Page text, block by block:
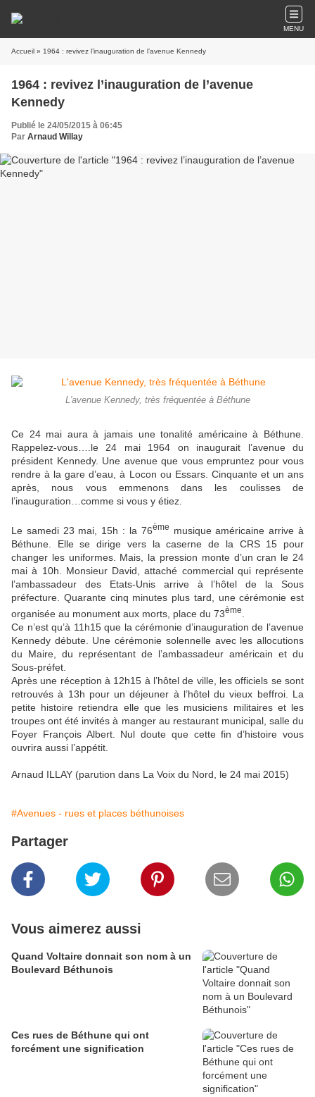
MENU
Accueil » 1964 : revivez l’inauguration de l’avenue Kennedy
1964 : revivez l’inauguration de l’avenue
Kennedy
Publié le 24/05/2015 à 06:45
Par Arnaud Willay
L'avenue Kennedy, très fréquentée à Béthune
Ce 24 mai aura à jamais une tonalité américaine à Béthune.
Rappelez-vous….le 24 mai 1964 on inaugurait l’avenue du
président Kennedy. Une avenue que vous empruntez pour vous
rendre à la gare d’eau, à Locon ou Essars. Cinquante et un ans
après, nous vous emmenons dans les coulisses de
l’inauguration…comme si vous y étiez.
Le samedi 23 mai, 15h : la 76ème
musique américaine arrive à
Béthune. Elle se dirige vers la caserne de la CRS 15 pour
changer les uniformes. Mais, la pression monte d’un cran le 24
mai à 10h. Monsieur David, attaché commercial qui représente
l’ambassadeur des Etats-Unis arrive à l’hôtel de la Sous
préfecture. Quarante cinq minutes plus tard, une cérémonie est
organisée au monument aux morts, place du 73ème
Ce n’est qu’à 11h15 que la cérémonie d’inauguration de l’avenue
Kennedy débute. Une cérémonie solennelle avec les allocutions
du Maire, du représentant de l’ambassadeur américain et du
Sous-préfet.
Après une réception à 12h15 à l’hôtel de ville, les officiels se sont
retrouvés à 13h pour un déjeuner à l’hôtel du vieux beffroi. La
petite histoire retiendra elle que les musiciens militaires et les
troupes ont été invités à manger au restaurant municipal, salle du
Foyer François Albert. Nul doute que cette fin d’histoire vous
ouvrira aussi l’appétit.
Arnaud ILLAY (parution dans La Voix du Nord, le 24 mai 2015)
#Avenues - rues et places béthunoises
Partager
Vous aimerez aussi
Quand Voltaire donnait son nom à un
Boulevard Béthunois
Ces rues de Béthune qui ont
forcément une signification